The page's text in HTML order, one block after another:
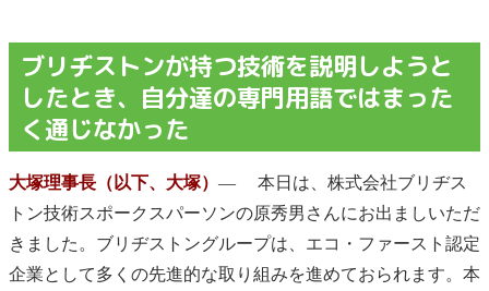
ブリヂストンが持つ技術を説明しようと
したとき、自分達の専門用語ではまった
く通じなかった
大塚理事長（以下、大塚） ― 本日は、株式会社ブリヂス
トン技術スポークスパーソンの原秀男さんにお出ましいただ
きました。ブリヂストングループは、エコ・ファースト認定
企業として多くの先進的な取り組みを進めておられます。本